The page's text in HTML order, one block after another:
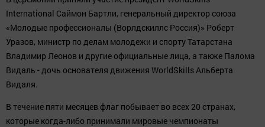
International Саймон Бартли, генеральный директор союза
«Молодые профессионалы (Ворлдскиллс Россия)» Роберт
Уразов, министр по делам молодежи и спорту Татарстана
Владимир Леонов и другие официальные лица, а также Палома
Видаль - дочь основателя движения WorldSkills Альберта
Видаля.
В течение пяти месяцев флаг побывает во всех 20 странах,
которые когда-либо принимали мировые чемпионаты